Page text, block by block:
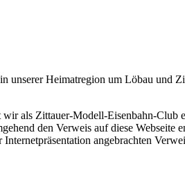
unserer Heimatregion um Löbau und
als Zittauer-Modell-Eisenbahn-
den Verweis auf diese
angebrachten